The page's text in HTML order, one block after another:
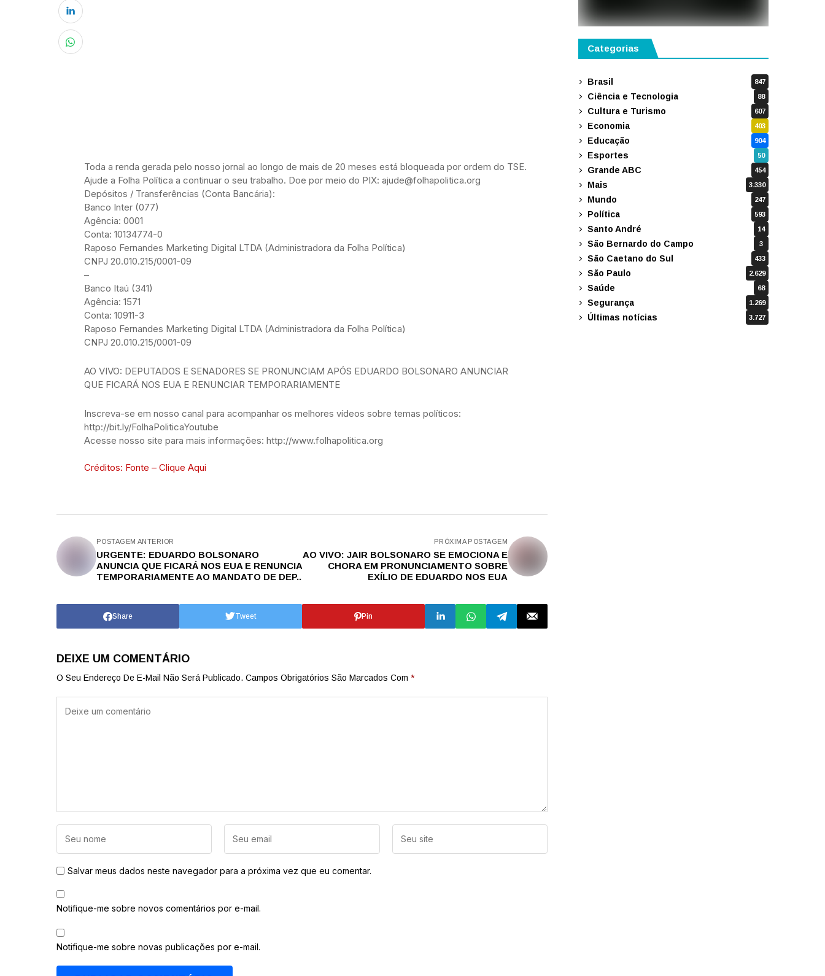
Toda a renda gerada pelo nosso jornal ao longo de mais de 20 meses está bloqueada por ordem do TSE.
Ajude a Folha Política a continuar o seu trabalho. Doe por meio do PIX: ajude@folhapolitica.org
Depósitos / Transferências (Conta Bancária):
Banco Inter (077)
Agência: 0001
Conta: 10134774-0
Raposo Fernandes Marketing Digital LTDA (Administradora da Folha Política)
CNPJ 20.010.215/0001-09
–
Banco Itaú (341)
Agência: 1571
Conta: 10911-3
Raposo Fernandes Marketing Digital LTDA (Administradora da Folha Política)
CNPJ 20.010.215/0001-09
AO VIVO: DEPUTADOS E SENADORES SE PRONUNCIAM APÓS EDUARDO BOLSONARO ANUNCIAR
QUE FICARÁ NOS EUA E RENUNCIAR TEMPORARIAMENTE
Inscreva-se em nosso canal para acompanhar os melhores vídeos sobre temas políticos:
http://bit.ly/FolhaPoliticaYoutube
Acesse nosso site para mais informações: http://www.folhapolitica.org
Créditos: Fonte – Clique Aqui
POSTAGEM ANTERIOR
URGENTE: EDUARDO BOLSONARO
ANUNCIA QUE FICARÁ NOS EUA E RENUNCIA
TEMPORARIAMENTE AO MANDATO DE DEP..
PRÓXIMA POSTAGEM
AO VIVO: JAIR BOLSONARO SE EMOCIONA E
CHORA EM PRONUNCIAMENTO SOBRE
EXÍLIO DE EDUARDO NOS EUA
Share Tweet Pin
DEIXE UM COMENTÁRIO
O Seu Endereço De E-Mail Não Será Publicado. Campos Obrigatórios São Marcados Com *
Salvar meus dados neste navegador para a próxima vez que eu comentar.
Notifique-me sobre novos comentários por e-mail.
Notifique-me sobre novas publicações por e-mail.
Categorias
Brasil 847
Ciência e Tecnologia 88
Cultura e Turismo 607
Economia 403
Educação 904
Esportes 50
Grande ABC 454
Mais 3.330
Mundo 247
Política 593
Santo André 14
São Bernardo do Campo 3
São Caetano do Sul 433
São Paulo 2.629
Saúde 68
Segurança 1.269
Últimas notícias 3.727